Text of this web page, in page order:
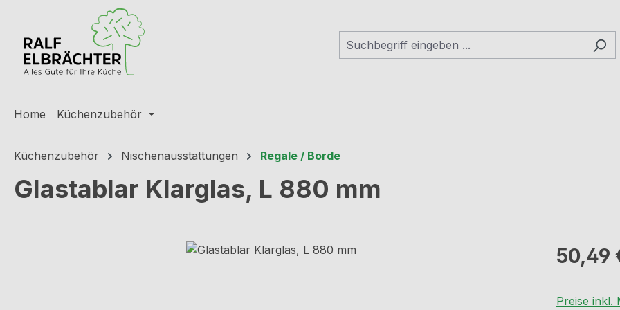
Hauptinhalt springen
Zur Suche springen
Zur Hauptnavigation springen
Home Küchenzubehör
Küchenzubehör Nischenausstattungen Regale / Borde
Glastablar Klarglas, L 880 mm
Regulärer
50,49
Preise inkl.